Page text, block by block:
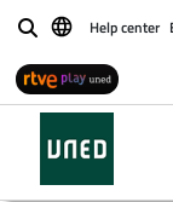
BuscarHelp center